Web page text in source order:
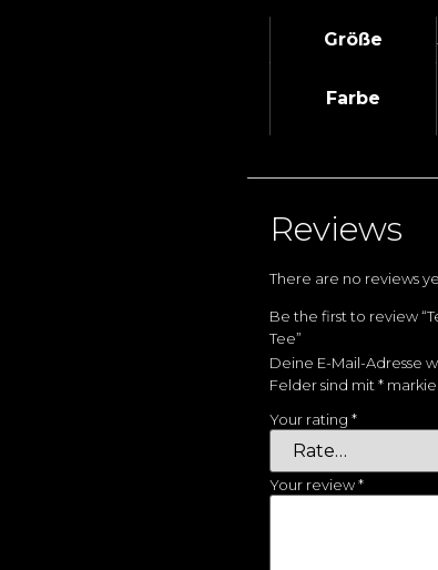
Größe
Farbe
Reviews
There are no reviews
Be the first to review
Tee”
Deine E-Mail-Adresse
Felder sind mit *
Your rating *
Your review*